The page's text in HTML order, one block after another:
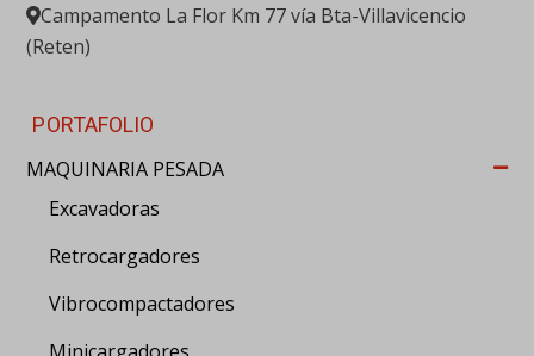
Campamento La Flor Km 77 vía Bta-Villavicencio
(Reten)
PORTAFOLIO
MAQUINARIA PESADA
Excavadoras
Retrocargadores
Vibrocompactadores
Minicargadores